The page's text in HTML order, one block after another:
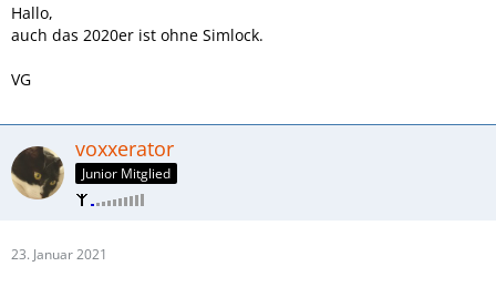
Hallo,
auch das 2020er ist ohne Simlock.
VG
voxxerator
Junior Mitglied
23. Januar 2021